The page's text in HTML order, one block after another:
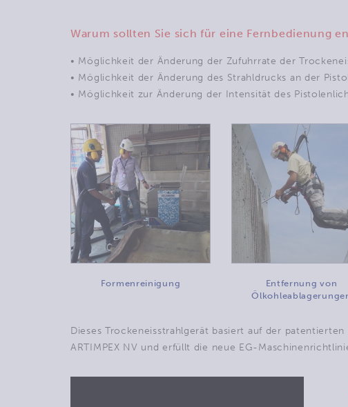
Warum sollten Sie sich für eine Fernbedienung
• Möglichkeit der Änderung der Zufuhrrate der
• Möglichkeit der Änderung des Strahldrucks an der
• Möglichkeit zur Änderung der Intensität des
Formenreinigung
Entfernung von
Dieses Trockeneisstrahlgerät basiert auf der patentierten
ARTIMPEX NV und erfüllt die neue EG-